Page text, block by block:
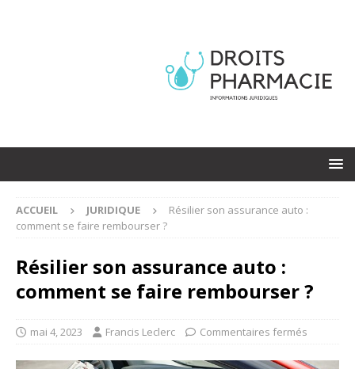
ACCUEIL JURIDIQUE
Résilier son assurance auto :
comment se faire rembourser ?
Résilier son assurance auto :
comment se faire rembourser ?
mai 4, 2023 Francis Leclerc Commentaires fermés